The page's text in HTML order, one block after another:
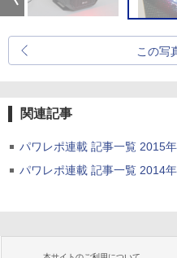
この写
関連記事
パワレポ連載 記事一覧 2015
パワレポ連載 記事一覧 2014